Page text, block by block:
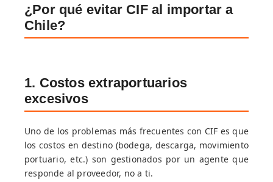
¿Por qué evitar CIF al importar a
Chile?
1. Costos extraportuarios
excesivos
Uno de los problemas más frecuentes con CIF es que
los costos en destino (bodega, descarga, movimiento
portuario, etc.) son gestionados por un agente que
responde al proveedor, no a ti.